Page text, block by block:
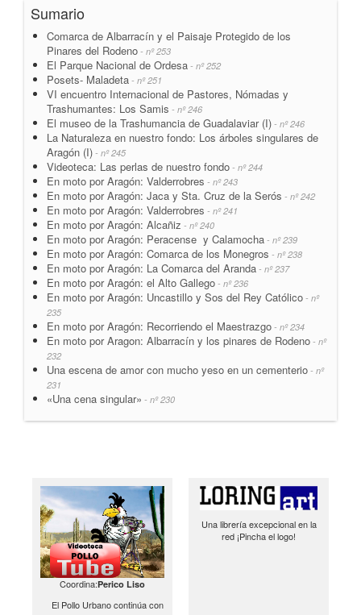
Sumario
Comarca de Albarracín y el Paisaje Protegido de los
Pinares del Rodeno - nº 253
El Parque Nacional de Ordesa - nº 252
Posets- Maladeta - nº 251
VI encuentro Internacional de Pastores, Nómadas y
Trashumantes: Los Samis - nº 246
El museo de la Trashumancia de Guadalaviar (I) - nº 246
La Naturaleza en nuestro fondo: Los árboles singulares de
Aragón (I) - nº 245
Videoteca: Las perlas de nuestro fondo - nº 244
En moto por Aragón: Valderrobres - nº 243
En moto por Aragón: Jaca y Sta. Cruz de la Serós - nº 242
En moto por Aragón: Valderrobres - nº 241
En moto por Aragón: Alcañiz - nº 240
En moto por Aragón: Peracense y Calamocha - nº 239
En moto por Aragón: Comarca de los Monegros - nº 238
En moto por Aragón: La Comarca del Aranda - nº 237
En moto por Aragón: el Alto Gallego - nº 236
En moto por Aragón: Uncastillo y Sos del Rey Católico - nº
235
En moto por Aragón: Recorriendo el Maestrazgo - nº 234
En moto por Aragon: Albarracín y los pinares de Rodeno - nº
232
Una escena de amor con mucho yeso en un cementerio - nº
231
«Una cena singular» - nº 230
Coordina:Perico Liso
El Pollo Urbano continúa con
Una librería excepcional en la
red ¡Pincha el logo!